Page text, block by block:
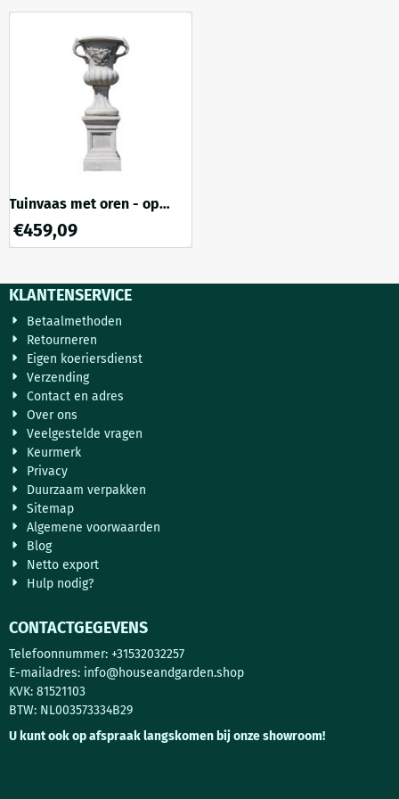
compacte vorm heeft dit
uitstraling. De fijne decoratie
geeft een landelijke sfeer en
maakt deze vaas bijzonder
geschikt als stijlvolle
tuindecoratie. Voo...
Tuinvaas met oren - op
sokkel - van steen - 153 cm
€459,09
KLANTENSERVICE
Betaalmethoden
Retourneren
Eigen koeriersdienst
Verzending
Contact en adres
Over ons
Veelgestelde vragen
Keurmerk
Privacy
Duurzaam verpakken
Sitemap
Algemene voorwaarden
Blog
Netto export
Hulp nodig?
CONTACTGEGEVENS
Telefoonnummer: +31532032257
E-mailadres: info@houseandgarden.shop
KVK: 81521103
BTW: NL003573334B29
U kunt ook op afspraak langskomen bij onze showroom!